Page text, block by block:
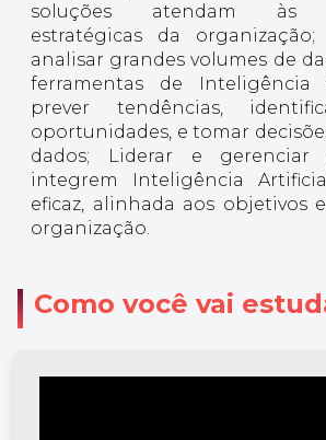
soluções atendam às
estratégicas da
analisar grandes volumes de
ferramentas de Inteligência
prever tendências,
oportunidades, e tomar
dados; Liderar e gerenciar
integrem Inteligência
eficaz, alinhada aos objetivos
organização.
Como você vai